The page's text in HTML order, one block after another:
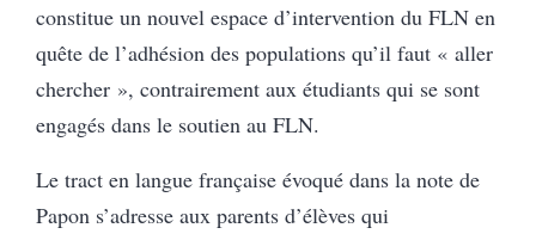
constitue un nouvel espace d’intervention du FLN en
quête de l’adhésion des populations qu’il faut « aller
chercher », contrairement aux étudiants qui se sont
engagés dans le soutien au FLN.
Le tract en langue française évoqué dans la note de
Papon s’adresse aux parents d’élèves qui